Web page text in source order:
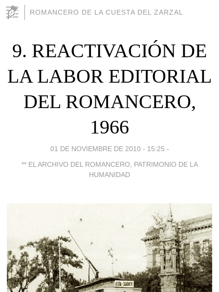
ROMANCERO DE LA CUESTA DEL ZARZAL
9. REACTIVACIÓN DE
LA LABOR EDITORIAL
DEL ROMANCERO,
1966
01 DE NOVIEMBRE DE 2010 - 15:25 -
** EL ARCHIVO DEL ROMANCERO, PATRIMONIO DE LA
HUMANIDAD